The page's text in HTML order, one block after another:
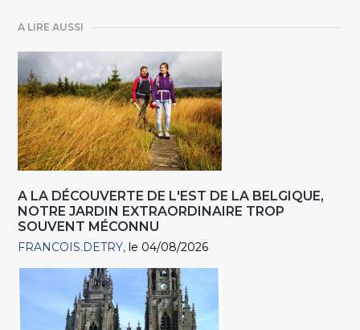
A LIRE AUSSI
A LA DÉCOUVERTE DE L'EST DE LA BELGIQUE,
NOTRE JARDIN EXTRAORDINAIRE TROP
SOUVENT MÉCONNU
FRANCOIS.DETRY le 04/08/2026